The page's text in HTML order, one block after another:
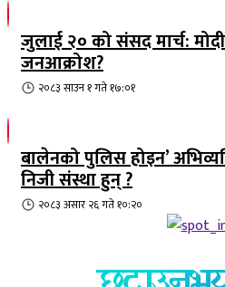
जुलाई २० को संसद मार्च:
जनआक्रोश?
२०८३ साउन १ गते १७:०१
बालेनको पुलिस होइन’
निजी संस्था हुन् ?
२०८३ असार २६ गते १०:२०